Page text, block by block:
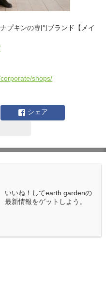
プキンの専門ブランド【メイ
shops/
シェア
いいね！してearth gardenの
最新情報をゲットしよう。